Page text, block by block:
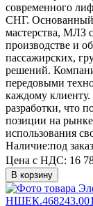
современного
СНГ. Основанный
мастерства, МЛЗ
производстве и
пассажирских,
решений.
передовыми
каждому
разработки, что
позиции на рынке
использования
Наличие:под заказ
Цена с НДС: 16
В корзину